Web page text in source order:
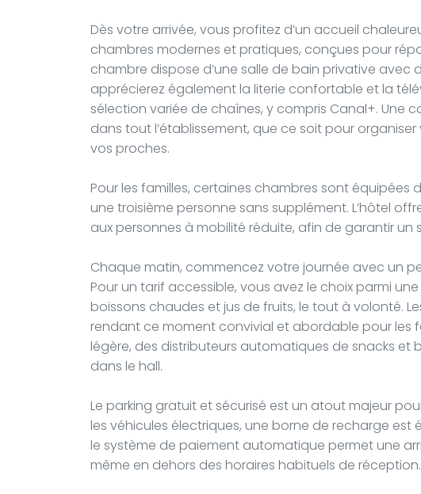
Dès votre arrivée, vous profitez d’un accueil
chambres modernes et pratiques, conçues pour
chambre dispose d’une salle de bain privative avec
apprécierez également la literie confortable et la
sélection variée de chaînes, y compris Canal+. Une
dans tout l’établissement, que ce soit pour
vos proches.
Pour les familles, certaines chambres sont équipées
une troisième personne sans supplément. L’hôtel
aux personnes à mobilité réduite, afin de garantir
Chaque matin, commencez votre journée avec un
Pour un tarif accessible, vous avez le choix parmi
boissons chaudes et jus de fruits, le tout à volonté.
rendant ce moment convivial et abordable pour les
légère, des distributeurs automatiques de snacks
dans le hall.
Le parking gratuit et sécurisé est un atout majeur
les véhicules électriques, une borne de recharge est
le système de paiement automatique permet une
même en dehors des horaires habituels de réception.